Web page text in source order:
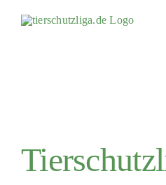
MITMACHEN